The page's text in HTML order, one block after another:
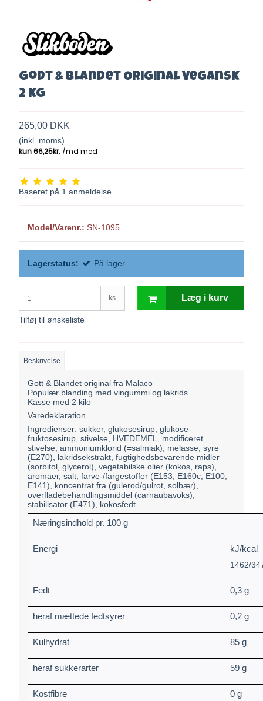
Godt & Blandet Original Vegansk
2 kg
265,00 DKK
(inkl. moms)
Baseret på 1 anmeldelse
Model/Varenr.: SN-1095
Lagerstatus: På lager
ks. Læg i kurv
Tilføj til ønskeliste
Beskrivelse
Gott & Blandet original fra Malaco
Populær blanding med vingummi og lakrids
Kasse med 2 kilo
Varedeklaration
Ingredienser: sukker, glukosesirup, glukose-
fruktosesirup, stivelse, HVEDEMEL, modificeret
stivelse, ammoniumklorid (=salmiak), melasse, syre
(E270), lakridsekstrakt, fugtighedsbevarende midler
(sorbitol, glycerol), vegetabilske olier (kokos, raps),
aromaer, salt, farve-/fargestoffer (E153, E160c, E100,
E141), koncentrat fra (gulerod/gulrot, solbær),
overfladebehandlingsmiddel (carnaubavoks),
stabilisator (E471), kokosfedt.
Næringsindhold pr. 100 g
Energi
kJ/kcal
1462/
Fedt 0,3 g
heraf mættede fedtsyrer 0,2 g
Kulhydrat 85 g
heraf sukkerarter 59 g
Kostfibre 0 g